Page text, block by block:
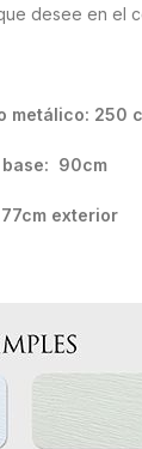
desee en el
metálico: 250
base: 90cm
77cm exterior